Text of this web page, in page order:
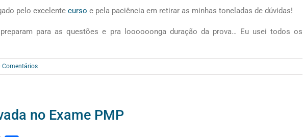
pelo excelente curso e pela paciência em retirar as minhas toneladas de dúvidas!
para as questões e pra loooooonga duração da prova… Eu usei todos os
Comentários
no Exame PMP